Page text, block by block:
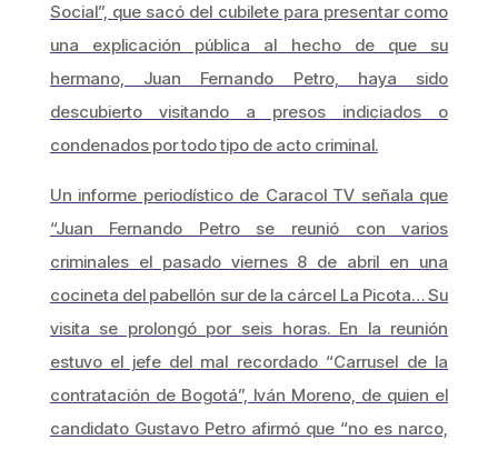
Social”, que sacó del cubilete para presentar como
una explicación pública al hecho de que su
hermano, Juan Fernando Petro, haya sido
descubierto visitando a presos indiciados o
condenados por todo tipo de acto criminal.
Un informe periodístico de Caracol TV señala que
“Juan Fernando Petro se reunió con varios
criminales el pasado viernes 8 de abril en una
cocineta del pabellón sur de la cárcel La Picota… Su
visita se prolongó por seis horas. En la reunión
estuvo el jefe del mal recordado “Carrusel de la
contratación de Bogotá”, Iván Moreno, de quien el
candidato Gustavo Petro afirmó que “no es narco,